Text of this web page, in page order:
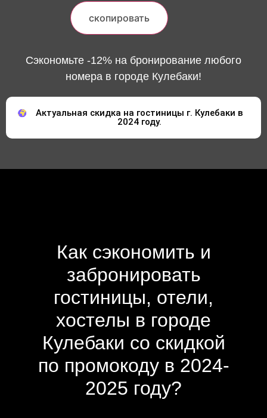
скопировать
Сэкономьте -12% на бронирование любого
номера в городе Кулебаки!
Актуальная скидка на гостиницы г. Кулебаки в
2024 году.
Как сэкономить и
забронировать
гостиницы, отели,
хостелы в городе
Кулебаки со скидкой
по промокоду в 2024-
2025 году?